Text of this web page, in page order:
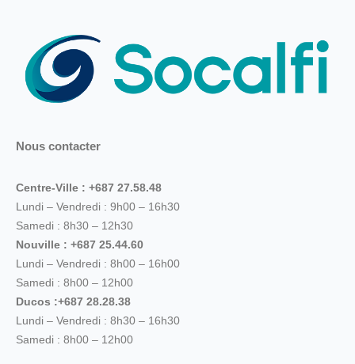
Nous contacter
Centre-Ville : +687 27.58.48
Lundi – Vendredi : 9h00 – 16h30
Samedi : 8h30 – 12h30
Nouville : +687 25.44.60
Lundi – Vendredi : 8h00 – 16h00
Samedi : 8h00 – 12h00
Ducos :+687 28.28.38
Lundi – Vendredi : 8h30 – 16h30
Samedi : 8h00 – 12h00